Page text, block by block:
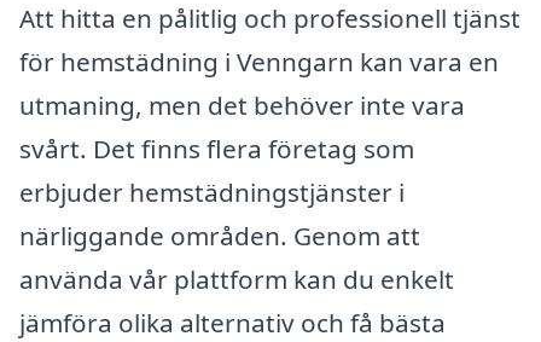
Att hitta en pålitlig och professionell tjänst
för hemstädning i Venngarn kan vara en
utmaning, men det behöver inte vara
svårt. Det finns flera företag som
erbjuder hemstädningstjänster i
närliggande områden. Genom att
använda vår plattform kan du enkelt
jämföra olika alternativ och få bästa